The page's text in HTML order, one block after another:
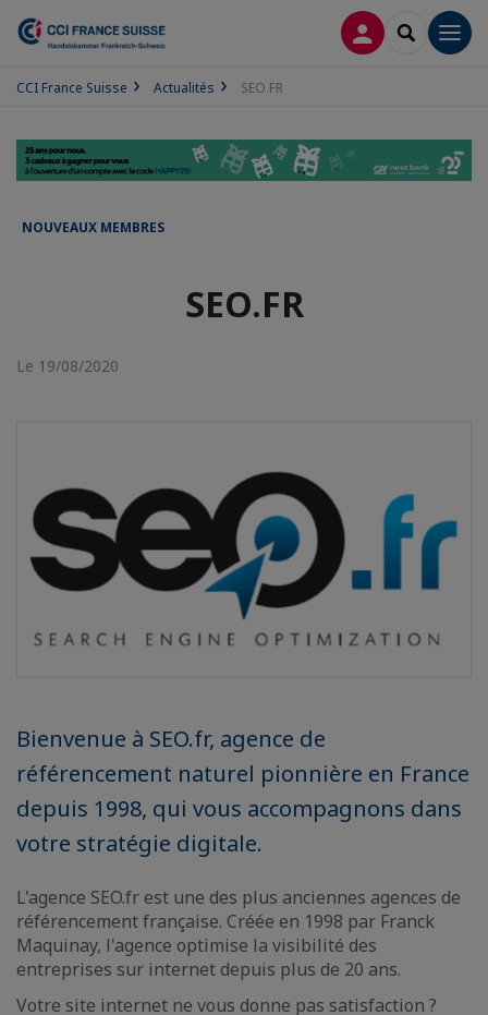
CONNEXION
CCI France Suisse Actualités SEO.FR
NOUVEAUX MEMBRES
SEO.FR
Le 19/08/2020
Bienvenue à SEO.fr, agence de
référencement naturel pionnière en France
depuis 1998, qui vous accompagnons dans
votre stratégie digitale.
L'agence SEO.fr est une des plus anciennes agences de
référencement française. Créée en 1998 par Franck
Maquinay, l'agence optimise la visibilité des
entreprises sur internet depuis plus de 20 ans.
Votre site internet ne vous donne pas satisfaction ?